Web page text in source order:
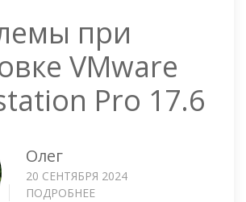
при
VMware
Pro 17.6
Олег
20 СЕНТЯБРЯ 2024
ПОДРОБНЕЕ